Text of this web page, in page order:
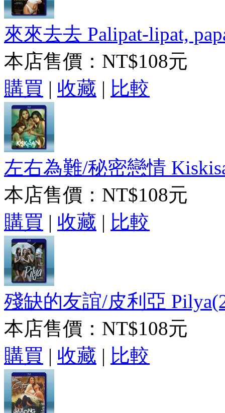
來來去去 Palipat-lipat,
本店售價： NT$108元
購買 | 收藏 | 比較
左右為難/秘密戀情
本店售價： NT$108元
購買 | 收藏 | 比較
殘缺的友誼/皮利亞
本店售價： NT$108元
購買 | 收藏 | 比較